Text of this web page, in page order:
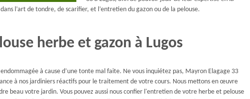
l’art de tondre, de scarifier, et l’entretien du gazon ou de la pelouse.
herbe et gazon à Lugos
à cause d’une tonte mal faite. Ne vous inquiétez pas, Mayron Elagage 33
à nos jardiniers réactifs pour le traitement de votre cours. Nous mettons en œuvre
beau votre jardin. Vous pouvez aussi nous confier l'entretien de votre herbe et pelouse